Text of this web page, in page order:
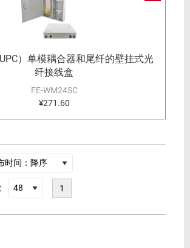
）单模耦合器和尾纤的壁挂式光
纤接线盒
FE-WM24SC
¥271.60
1